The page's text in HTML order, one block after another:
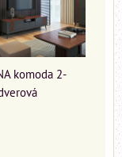
komoda 2-